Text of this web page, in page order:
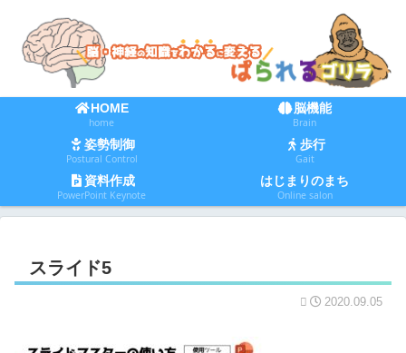
HOME
home
脳機能
Brain
姿勢制御
Postural Control
歩行
Gait
資料作成
PowerPoint Keynote
はじまりのまち
Online salon
スライド5
2020.09.05